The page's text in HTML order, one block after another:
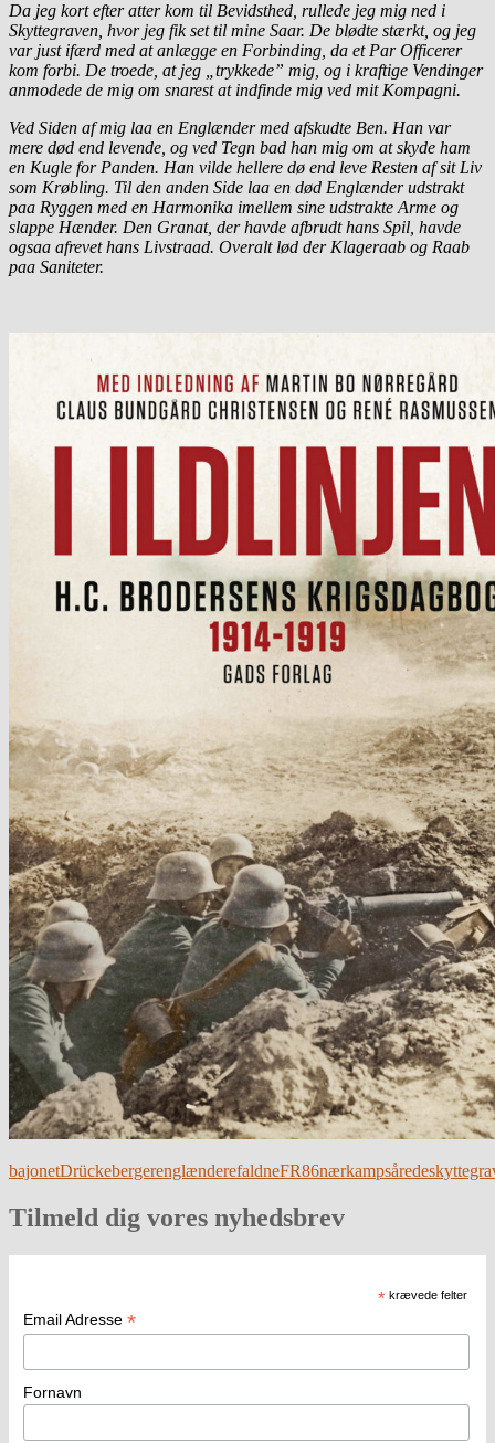
Da jeg kort efter atter kom til Bevidsthed, rullede jeg mig ned i
Skyttegraven, hvor jeg fik set til mine Saar. De blødte stærkt, og jeg
var just ifærd med at anlægge en Forbinding, da et Par Officerer
kom forbi. De troede, at jeg „trykkede” mig, og i kraftige Vendinger
anmodede de mig om snarest at indfinde mig ved mit Kompagni.
Ved Siden af mig laa en Englænder med afskudte Ben. Han var
mere død end levende, og ved Tegn bad han mig om at skyde ham
en Kugle for Panden. Han vilde hellere dø end leve Resten af sit Liv
som Krøbling. Til den anden Side laa en død Englænder udstrakt
paa Ryggen med en Harmonika imellem sine udstrakte Arme og
slappe Hænder. Den Granat, der havde afbrudt hans Spil, havde
ogsaa afrevet hans Livstraad. Overalt lød der Klageraab og Raab
paa Saniteter.
bajonetDrückebergerenglænderefaldneFR86nærkampsårede
Tilmeld dig vores nyhedsbrev
* krævede felter
Email Adresse *
Fornavn